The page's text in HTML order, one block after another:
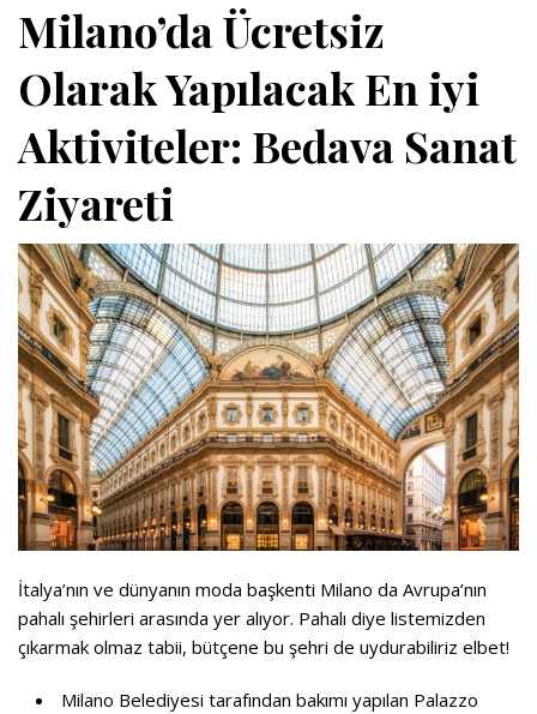
Milano’da Ücretsiz
Olarak Yapılacak En iyi
Aktiviteler: Bedava Sanat
Ziyareti
İtalya’nın ve dünyanın moda başkenti Milano da Avrupa’nın
pahalı şehirleri arasında yer alıyor. Pahalı diye listemizden
çıkarmak olmaz tabii, bütçene bu şehri de uydurabiliriz elbet!
Milano Belediyesi tarafından bakımı yapılan Palazzo